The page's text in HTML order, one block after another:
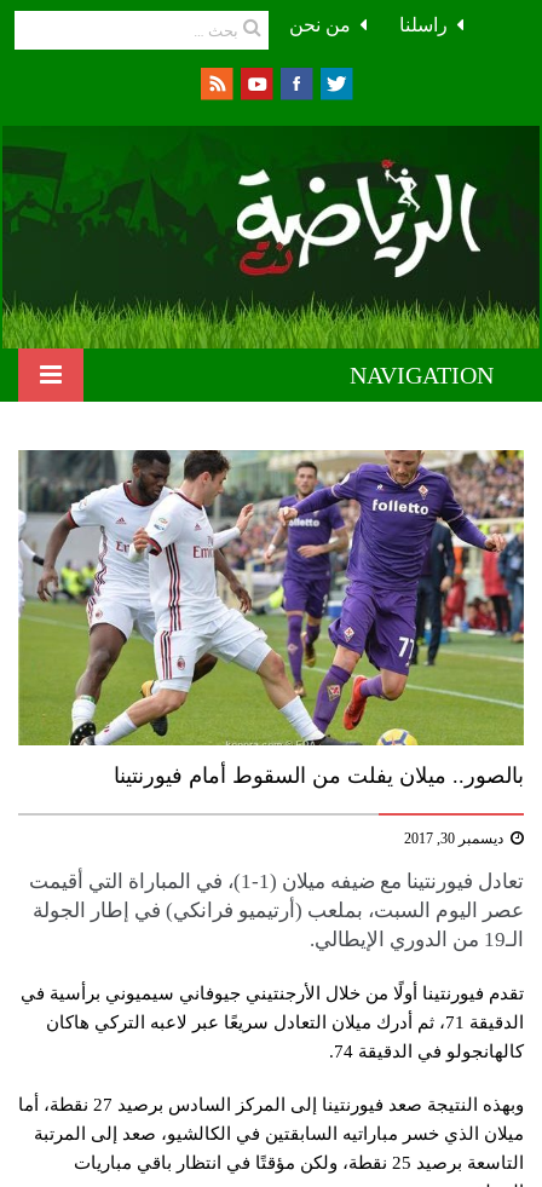
من نحن راسلنا
NAVIGATION
بالصور.. ميلان يفلت من السقوط أمام فيورنتينا
ديسمبر 30, 2017
تعادل فيورنتينا مع ضيفه ميلان (1-1)، في المباراة التي أقيمت
عصر اليوم السبت، بملعب (أرتيميو فرانكي) في إطار الجولة
الـ19 من الدوري الإيطالي.
تقدم فيورنتينا أولًا من خلال الأرجنتيني جيوفاني سيميوني برأسية في
الدقيقة 71، ثم أدرك ميلان التعادل سريعًا عبر لاعبه التركي هاكان
كالهانجولو في الدقيقة 74.
وبهذه النتيجة صعد فيورنتينا إلى المركز السادس برصيد 27 نقطة، أما
ميلان الذي خسر مباراتيه السابقتين في الكالشيو، صعد إلى المرتبة
التاسعة برصيد 25 نقطة، ولكن مؤقتًا في انتظار باقي مباريات